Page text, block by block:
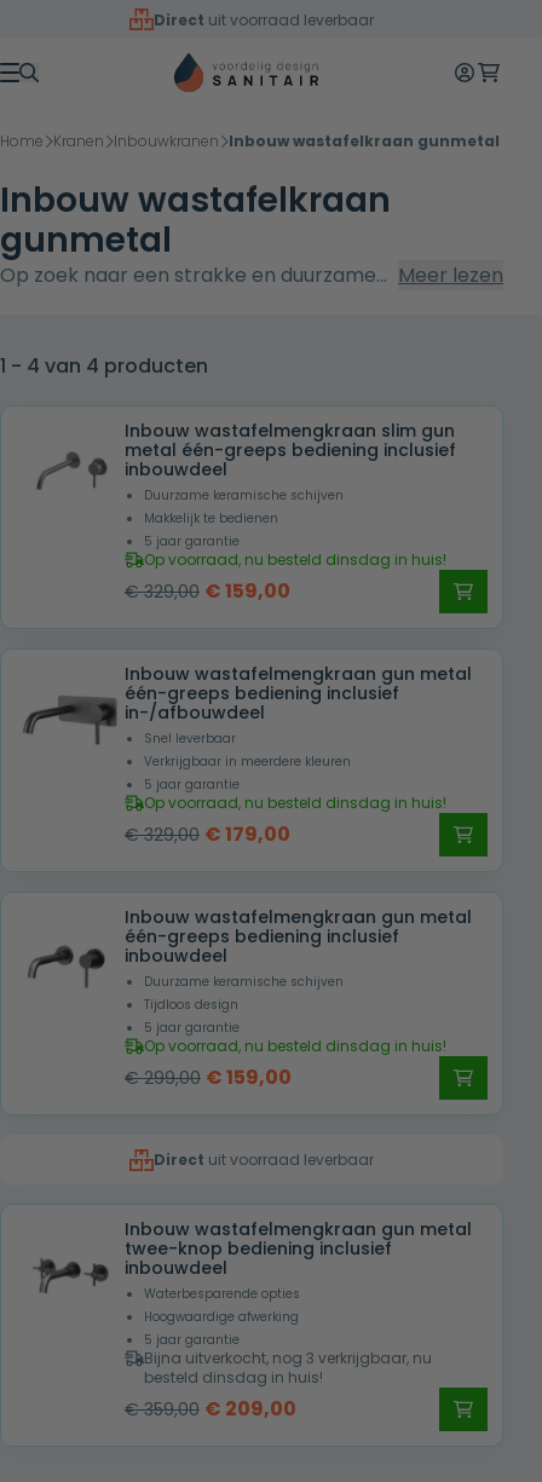
Overslaan naar inhoud
Direct uit voorraad leverbaar
Menu
Mijn
Home Kranen Inbouwkranen Inbouw wastafelkraan gunmetal
Inbouw wastafelkraan
gunmetal
Op zoek naar een strakke en duurzame
RVS 304 met een kleurvaste PVD-coating
Kies uit één-greeps of twee-knops
bediening, standaard inclusief
inbouwdeel. Geniet van designkwaliteit
met 5 jaar garantie, scherpe prijzen en
snelle levering in Nederland en België.
Meer lezen
1 - 4 van 4 producten
Inbouw wastafelmengkraan slim gun
metal één-greeps bediening inclusief
inbouwdeel
Duurzame keramische schijven
Makkelijk te bedienen
5 jaar garantie
Op voorraad, nu besteld dinsdag in huis!
€329,00 Oorspronkelijke
was:
€ 329,00.
€159,00
is:
€ 159,00.
Inbouw wastafelmengkraan gun metal
één-greeps bediening inclusief
in-/afbouwdeel
Snel leverbaar
Verkrijgbaar in meerdere kleuren
5 jaar garantie
Op voorraad, nu besteld dinsdag in huis!
€329,00 Oorspronkelijke
was:
€ 329,00.
€179,00
is:
€ 179,00.
Inbouw wastafelmengkraan gun metal
één-greeps bediening inclusief
inbouwdeel
Duurzame keramische schijven
Tijdloos design
5 jaar garantie
Op voorraad, nu besteld dinsdag in huis!
€299,00 Oorspronkelijke
€ 299,00.
€159,00
€ 159,00.
Direct uit voorraad leverbaar
Inbouw wastafelmengkraan gun metal
twee-knop bediening inclusief
inbouwdeel
Waterbesparende opties
Hoogwaardige afwerking
5 jaar garantie
Bijna uitverkocht, nog 3 verkrijgbaar, nu
besteld dinsdag in huis!
€359,00 Oorspronkelijke
€ 209,00